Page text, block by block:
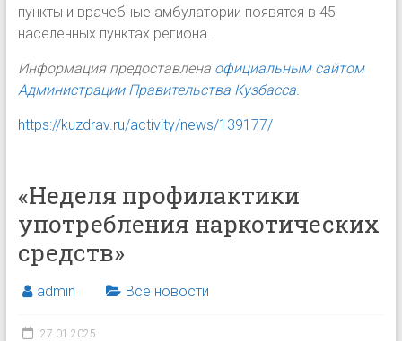
пункты и врачебные амбулатории появятся в 45
населенных пунктах региона.
Информация предоставлена официальным сайтом
Администрации Правительства Кузбасса.
https://kuzdrav.ru/activity/news/139177/
«Неделя профилактики
употребления наркотических
средств»
admin Все новости
27.01.2025